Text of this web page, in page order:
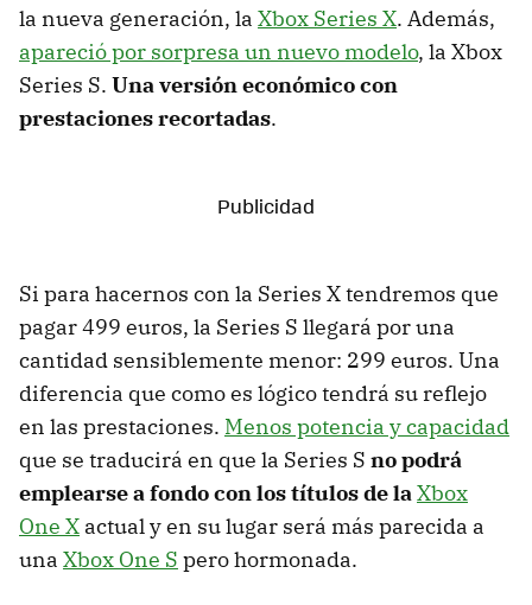
la nueva generación, la Xbox Series X. Además,
apareció por sorpresa un nuevo modelo, la Xbox
Series S. Una versión económico con
prestaciones recortadas.
Si para hacernos con la Series X tendremos que
pagar 499 euros, la Series S llegará por una
cantidad sensiblemente menor: 299 euros. Una
diferencia que como es lógico tendrá su reflejo
en las prestaciones. Menos potencia y capacidad
que se traducirá en que la Series S no podrá
emplearse a fondo con los títulos de laXbox
One X actual y en su lugar será más parecida a
una Xbox One S pero hormonada.